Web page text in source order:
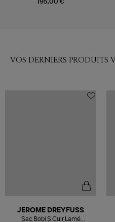
195,00 €
VOS DERNIERS PRODUITS
JEROME DREYFUSS
Sac Bobi S Cuir Lamé